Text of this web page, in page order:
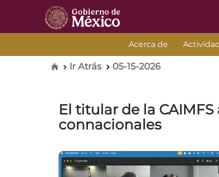
Acerca de
InicioIr Atrás 05-15-2026
El titular de la
connacionales